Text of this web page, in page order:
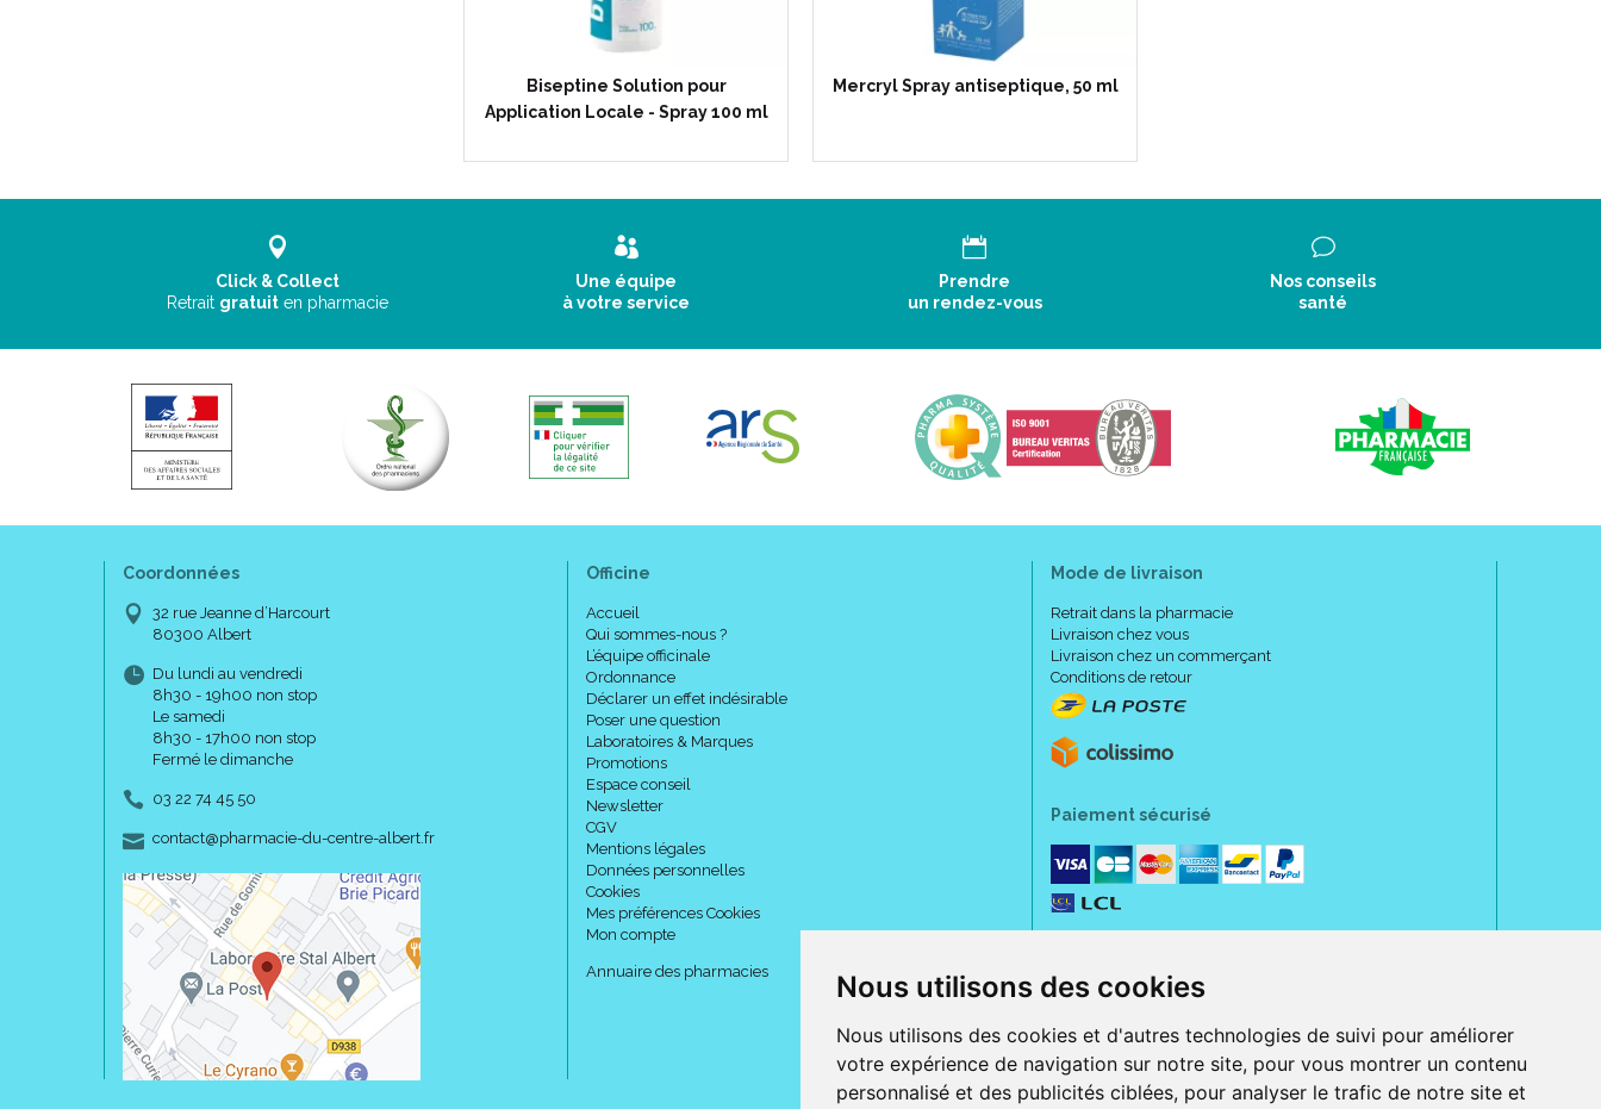
Nous utilisons des cookies
Nous utilisons des cookies et d'autres technologies de suivi pour améliorer
votre expérience de navigation sur notre site, pour vous montrer un contenu
personnalisé et des publicités ciblées, pour analyser le trafic de notre site et
Biseptine Solution pour
Application Locale - Spray 100 ml
Mercryl Spray antiseptique, 50 ml
Click & Collect
Retrait gratuit en pharmacie
Une équipe
à votre service
Prendre
un rendez-vous
Nos conseils
santé
Coordonnées
32 rue Jeanne d’Harcourt
80300 Albert
Du lundi au vendredi
8h30 - 19h00 non stop
Le samedi
8h30 - 17h00 non stop
Fermé le dimanche
03 22 74 45 50
contact-
@-
pharmacie-du-centre-albert.fr
Officine
Accueil
Qui sommes-nous ?
L’équipe officinale
Ordonnance
Déclarer un effet indésirable
Poser une question
Laboratoires & Marques
Promotions
Espace conseil
Newsletter
CGV
Mentions légales
Données personnelles
Cookies
Mes préférences Cookies
Mon compte
Annuaire des pharmacies
Mode de livraison
Retrait dans la pharmacie
Livraison chez vous
Livraison chez un commerçant
Conditions de retour
Paiement sécurisé